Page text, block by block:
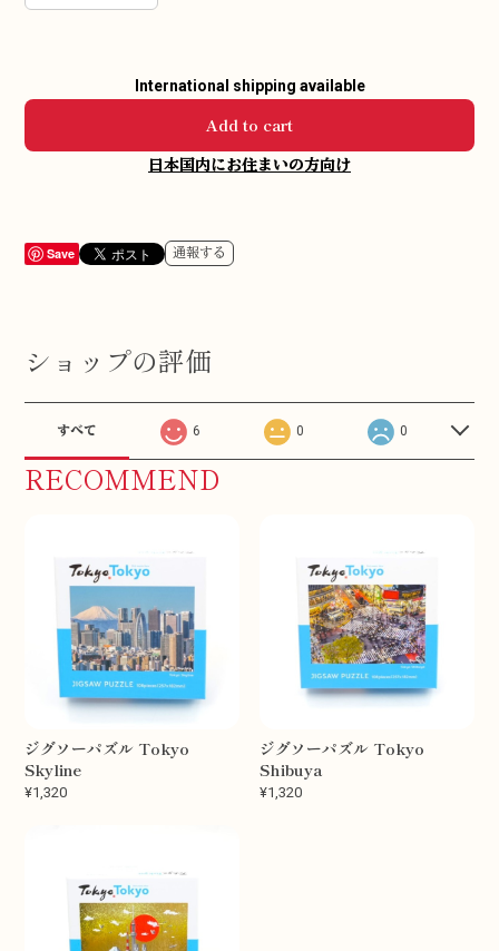
International shipping available
Add to cart
日本国内にお住まいの方向け
Save 通報する
ショップの評価
すべて 6 0 0
RECOMMEND
ジグソーパズル Tokyo
Skyline
¥1,320
ジグソーパズル Tokyo
Shibuya
¥1,320